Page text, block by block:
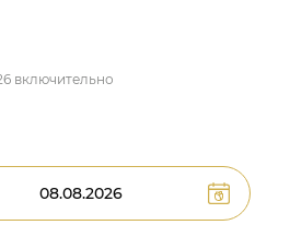
включительно